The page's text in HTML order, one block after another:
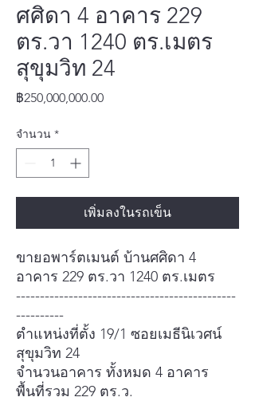
ศศิดา 4 อาคาร 229
ตร.วา 1240 ตร.เมตร
สุขุมวิท 24
฿250,000,000.00ราคา
จำนวน *
เพิ่มลงในรถเข็น
ขายอพาร์ตเมนต์ บ้านศศิดา 4
อาคาร 229 ตร.วา 1240 ตร.เมตร
----------------------------------------------
----------
ตําแหน่งที่ตั้ง 19/1 ซอยเมธีนิเวศน์
สุขุมวิท 24
จํานวนอาคาร ทั้งหมด 4 อาคาร
พื้นที่รวม 229 ตร.ว.